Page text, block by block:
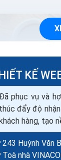
SEO web
KẾ
Đã phục vụ và
thúc đẩy độ
hàng, tạo
243 Huỳnh Văn
Toà nhà